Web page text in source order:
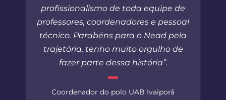
profissionalismo de toda equipe de
professores, coordenadores e pessoal
técnico. Parabéns para o Nead pela
trajetória, tenho muito orgulho de
fazer parte dessa história”.
Coordenador do polo UAB Ivaiporã